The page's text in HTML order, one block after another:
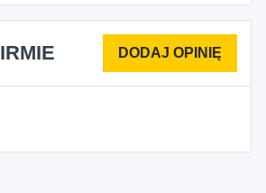
przemysłowych, sprzętu i
- Pozostała działalność w
7112B - Pozostała